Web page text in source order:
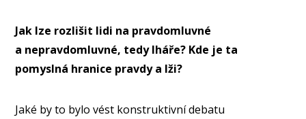
Jak lze rozlišit lidi na pravdomluvné
a nepravdomluvné, tedy lháře? Kde je ta
pomyslná hranice pravdy a lži?
Jaké by to bylo vést konstruktivní debatu